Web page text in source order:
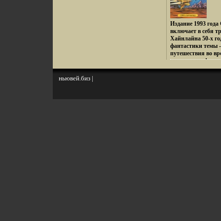
Издание 1993
включает в себя
Хайнлайна 50-х
фантастики темы
путешествия во
обыграны
ньювей.биз |